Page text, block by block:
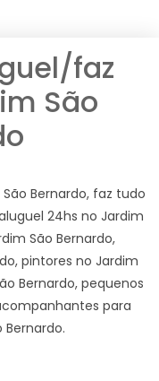
faz
São
Bernardo, faz tudo
24hs no Jardim
São Bernardo,
pintores no Jardim
Bernardo, pequenos
para
Bernardo.